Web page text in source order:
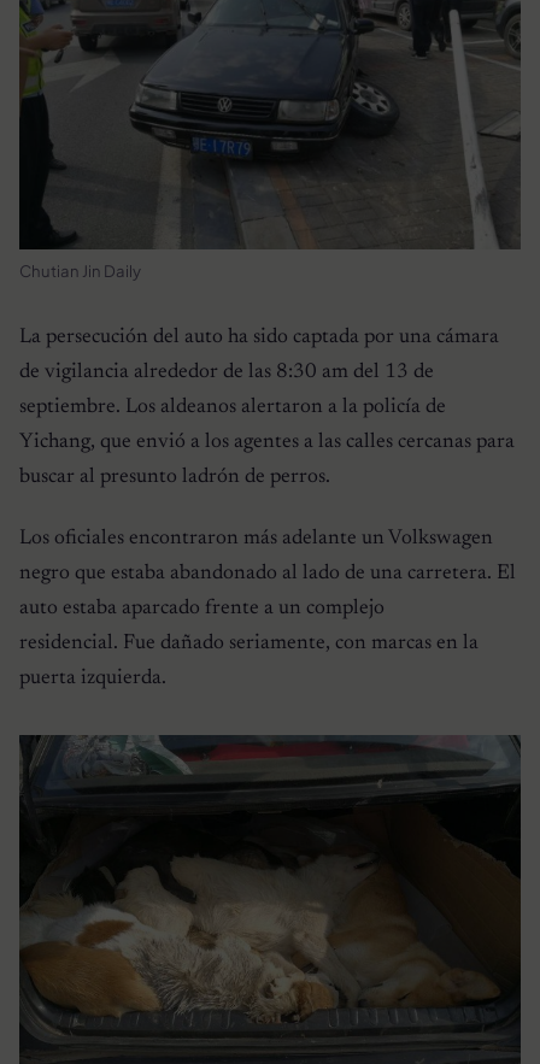
Chutian Jin Daily
La persecución del auto ha sido captada por una cámara
de vigilancia alrededor de las 8:30 am del 13 de
septiembre. Los aldeanos alertaron a la policía de
Yichang, que envió a los agentes a las calles cercanas para
buscar al presunto ladrón de perros.
Los oficiales encontraron más adelante un Volkswagen
negro que estaba abandonado al lado de una carretera. El
auto estaba aparcado frente a un complejo
residencial. Fue dañado seriamente, con marcas en la
puerta izquierda.